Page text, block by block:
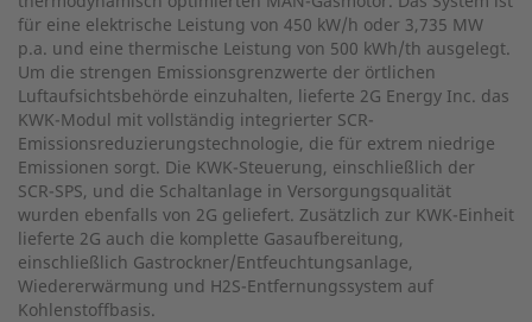
für eine elektrische Leistung von 450 kW/h oder 3,735 MW
p.a. und eine thermische Leistung von 500 kWh/th ausgelegt.
Um die strengen Emissionsgrenzwerte der örtlichen
Luftaufsichtsbehörde einzuhalten, lieferte 2G Energy Inc. das
KWK-Modul mit vollständig integrierter SCR-
Emissionsreduzierungstechnologie, die für extrem niedrige
Emissionen sorgt. Die KWK-Steuerung, einschließlich der
SCR-SPS, und die Schaltanlage in Versorgungsqualität
wurden ebenfalls von 2G geliefert. Zusätzlich zur KWK-Einheit
lieferte 2G auch die komplette Gasaufbereitung,
einschließlich Gastrockner/Entfeuchtungsanlage,
Wiedererwärmung und H2S-Entfernungssystem auf
Kohlenstoffbasis.